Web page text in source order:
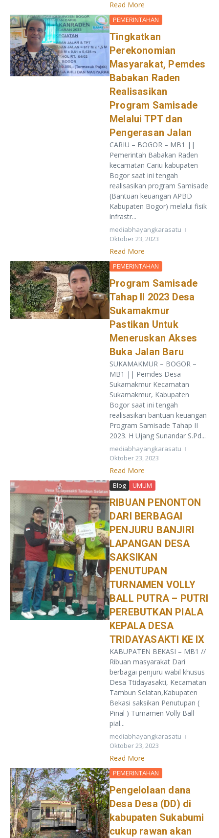
Read More
PEMERINTAHAN
Tingkatkan
Perekonomian
Masyarakat, Pemdes
Babakan Raden
Realisasikan
Program Samisade
Melalui TPT dan
Pengerasan Jalan
CARIU – BOGOR – MB1 ||
Pemerintah Babakan Raden
kecamatan Cariu kabupaten
Bogor saat ini tengah
realisasikan program Samisade
(Bantuan keuangan APBD
Kabupaten Bogor) melalui fisik
infrastr...
mediabhayangkarasatu
Oktober 23, 2023
Read More
PEMERINTAHAN
Program Samisade
Tahap II 2023 Desa
Sukamakmur
Pastikan Untuk
Meneruskan Akses
Buka Jalan Baru
SUKAMAKMUR – BOGOR –
MB1 || Pemdes Desa
Sukamakmur Kecamatan
Sukamakmur, Kabupaten
Bogor saat ini tengah
realisasikan bantuan keuangan
Program Samisade Tahap II
2023. H Ujang Sunandar S.Pd...
mediabhayangkarasatu
Oktober 23, 2023
Read More
Blog UMUM
RIBUAN PENONTON
DARI BERBAGAI
PENJURU BANJIRI
LAPANGAN DESA
SAKSIKAN
PENUTUPAN
TURNAMEN VOLLY
BALL PUTRA – PUTRI
PEREBUTKAN PIALA
KEPALA DESA
TRIDAYASAKTI KE IX
KABUPATEN BEKASI – MB1 //
Ribuan masyarakat Dari
berbagai penjuru wabil khusus
Desa Ttidayasakti, Kecamatan
Tambun Selatan,Kabupaten
Bekasi saksikan Penutupan (
Pinal ) Turnamen Volly Ball
pial...
mediabhayangkarasatu
Oktober 23, 2023
Read More
PEMERINTAHAN
Pengelolaan dana
Desa Desa (DD) di
kabupaten Sukabumi
cukup rawan akan